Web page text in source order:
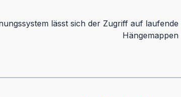
lässt sich der Zugriff auf